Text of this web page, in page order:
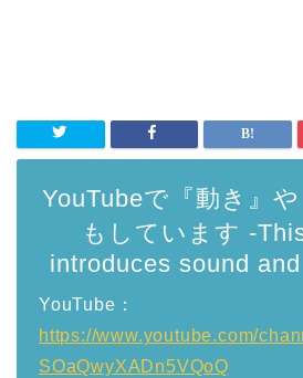
YouTubeで『動き』
もしています -
introduces sound
YouTube：
https://www.youtube.com/
SOaQwyXADn5VQoQ